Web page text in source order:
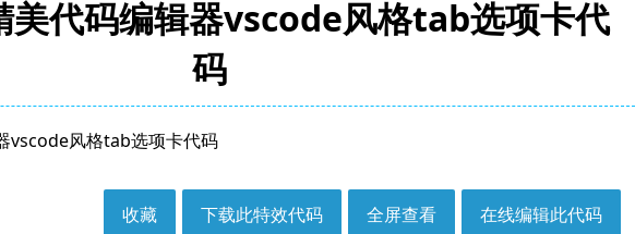
美代码编辑器vscode风格tab选项卡代
码
vscode风格tab选项卡代码
在线编辑此代码
全屏查看
下载此特效代码
收藏